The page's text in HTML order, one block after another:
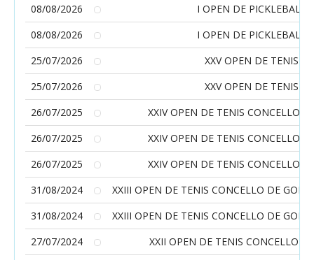
08/08/2026
I OPEN DE PICKLEBALL
08/08/2026
I OPEN DE PICKLEBALL
25/07/2026
XXV OPEN DE TENIS
25/07/2026
XXV OPEN DE TENIS
26/07/2025
XXIV OPEN DE TENIS CONCELLO
26/07/2025
XXIV OPEN DE TENIS CONCELLO
26/07/2025
XXIV OPEN DE TENIS CONCELLO
31/08/2024
XXIII OPEN DE TENIS CONCELLO DE
31/08/2024
XXIII OPEN DE TENIS CONCELLO DE
27/07/2024
XXII OPEN DE TENIS CONCELLO